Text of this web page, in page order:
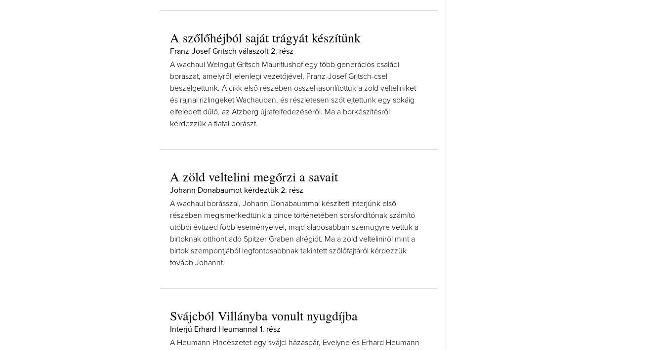
A szőlőhéjból saját trágyát készítünk
Franz-Josef Gritsch válaszolt 2. rész
A wachaui Weingut Gritsch Mauritiushof egy több generációs családi
borászat, amelyről jelenlegi vezetőjével, Franz-Josef Gritsch-csel
beszélgettünk. A cikk első részében összehasonlítottuk a zöld velteliniket
és rajnai rizlingeket Wachauban, és részletesen szót ejtettünk egy sokáig
elfeledett dűlő, az Atzberg újrafelfedezéséről. Ma a borkészítésről
kérdezzük a fiatal borászt.
A zöld veltelini megőrzi a savait
Johann Donabaumot kérdeztük 2. rész
A wachaui borásszal, Johann Donabaummal készített interjúnk első
részében megismerkedtünk a pince történetében sorsfordítónak számító
utóbbi évtized főbb eseményeivel, majd alaposabban szemügyre vettük a
birtoknak otthont adó Spitzer Graben alrégiót. Ma a zöld velteliniről mint a
birtok szempontjából legfontosabbnak tekintett szőlőfajtáról kérdezzük
tovább Johannt.
Svájcból Villányba vonult nyugdíjba
Interjú Erhard Heumannal 1. rész
A Heumann Pincészetet egy svájci házaspár, Evelyne és Erhard Heumann